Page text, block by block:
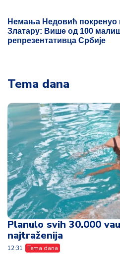
Немања Недовић покренуо
Златару: Више од 100
репрезентативца Србије
Tema dana
Planulo svih 30.000
najtraženija
12:31 Tema dana